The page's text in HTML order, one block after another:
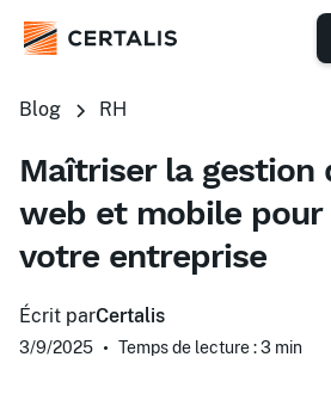
Blog RH
Maîtriser la gestion
web et mobile pour
votre entreprise
Écrit parCertalis
3/9/2025 • Temps de lecture : 3 min